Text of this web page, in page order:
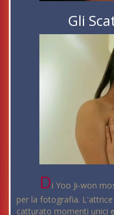
Gli
Di Yoo Ji-won
per la fotografia.
catturato momenti unici